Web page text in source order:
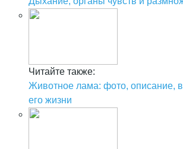
Читайте также:
Животное лама: фото, описание,
его жизни